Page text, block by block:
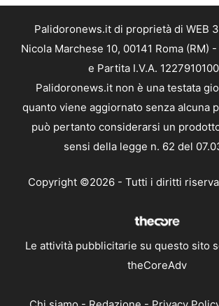
Palidoronews.it di proprietà di WEB
Nicola Marchese 10, 00141 Roma (RM)
e Partita I.V.A.
Palidoronews.it non è una testata
quanto viene aggiornato senza alcuna
può pertanto considerarsi un
sensi della legge n. 62 del
Copyright ©2026 - Tutti i diritti
Le attività pubblicitarie su questo sito
theCoreAdv